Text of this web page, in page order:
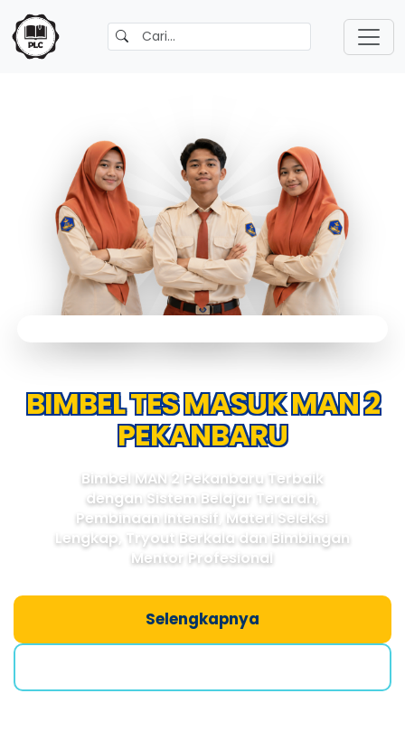
BIMBEL TES MASUK MAN 2
PEKANBARU
Bimbel MAN 2 Pekanbaru Terbaik
dengan Sistem Belajar Terarah,
Pembinaan Intensif, Materi Seleksi
Lengkap, Tryout Berkala dan Bimbingan
Mentor Profesional
Selengkapnya